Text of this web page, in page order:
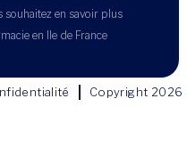
souhaitez en savoir plus
en Ile de France
Copyright 2026